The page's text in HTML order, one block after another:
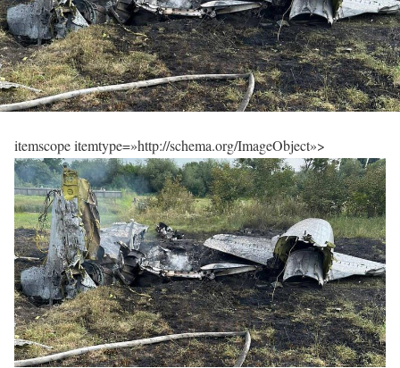
itemscope itemtype=»http://schema.org/ImageObject»>